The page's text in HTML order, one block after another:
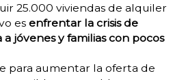
25.000 viviendas de alquiler
es enfrentar la crisis de
jóvenes y familias con pocos
para aumentar la oferta de